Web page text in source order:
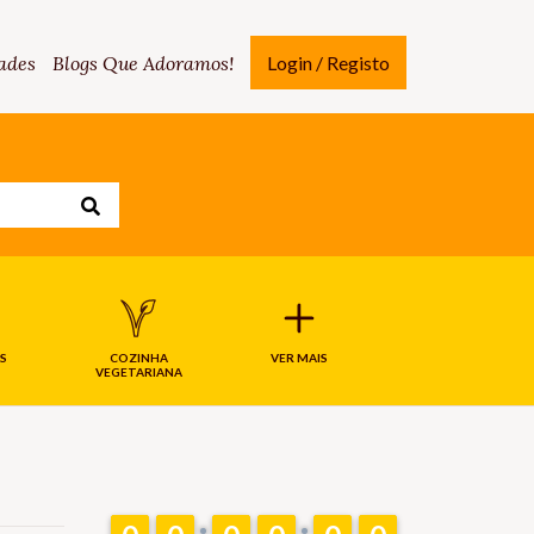
Blogs Que Adoramos! Login / Registo
COZINHA
VEGETARIANA
VER MAIS